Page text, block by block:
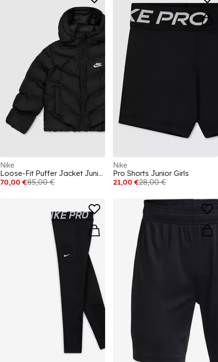
Nike
Loose-Fit Puffer Jacket Juniors
70,00 €85,00 €
Nike
Pro Shorts Junior Girls
21,00 €28,00 €